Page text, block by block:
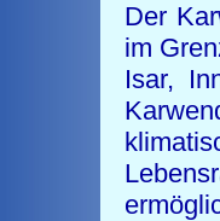
Der
im
Isar,